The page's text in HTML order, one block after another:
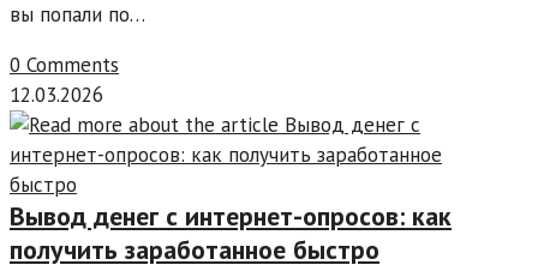
вы попали по…
0 Comments
12.03.2026
Вывод денег с интернет-опросов: как
получить заработанное быстро